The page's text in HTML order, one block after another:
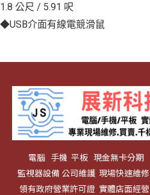
1.8 公尺 / 5.91 呎
◆USB介面有線電競滑鼠
電腦 手機 平板 現金無卡分期
監視器設備 公司維護 現場快速維修
領有政府營業許可證 實體店面經營